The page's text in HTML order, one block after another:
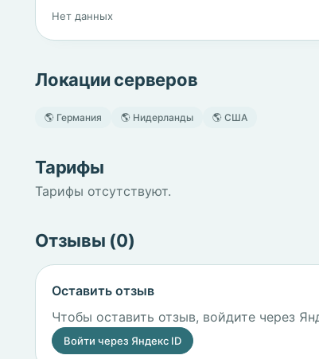
Нет данных
Локации серверов
🌎 Германия 🌎 Нидерланды 🌎 США
Тарифы
Тарифы отсутствуют.
Отзывы (0)
Оставить отзыв
Чтобы оставить отзыв, войдите через
Войти через Яндекс ID